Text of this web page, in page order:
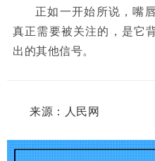
正如一开始所说，嘴
真正需要被关注的，是它
出的其他信号。
来源：人民网